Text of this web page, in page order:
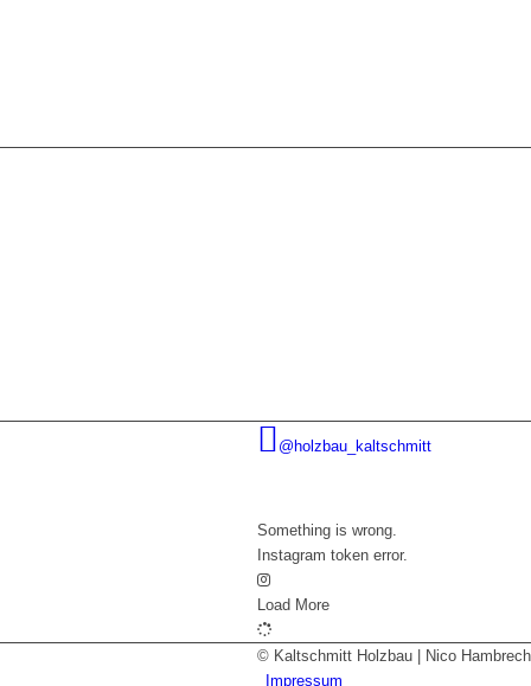
@holzbau_kaltschmitt
Something is wrong.
Instagram token error.
Load More
© Kaltschmitt Holzbau | Nico
Impressum